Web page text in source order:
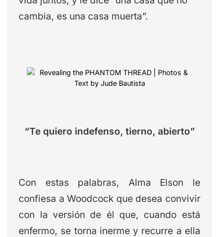
cambia, es una casa muerta”.
“Te quiero indefenso, tierno, abierto”
Con estas palabras, Alma Elson le
confiesa a Woodcock que desea convivir
con la versión de él que, cuando está
enfermo, se torna inerme y recurre a ella